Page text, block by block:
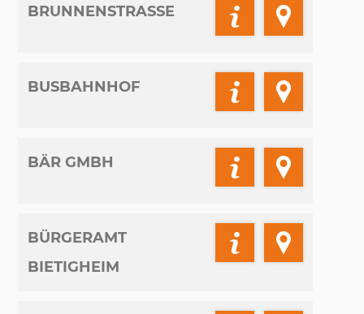
BRUNNENSTRASSE
BUSBAHNHOF
BÄR GMBH
BÜRGERAMT
BIETIGHEIM